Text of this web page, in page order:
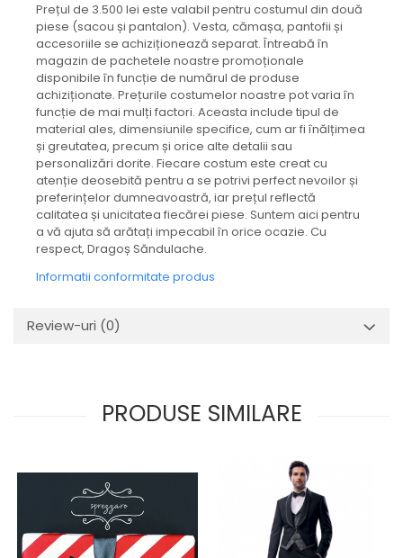
Prețul de 3.500 lei este valabil pentru costumul din două
piese (sacou și pantalon). Vesta, cămașa, pantofii și
accesoriile se achiziționează separat. Întreabă în
magazin de pachetele noastre promoționale
disponibile în funcție de numărul de produse
achiziționate. Prețurile costumelor noastre pot varia în
funcție de mai mulți factori. Aceasta include tipul de
material ales, dimensiunile specifice, cum ar fi înălțimea
și greutatea, precum și orice alte detalii sau
personalizări dorite. Fiecare costum este creat cu
atenție deosebită pentru a se potrivi perfect nevoilor și
preferințelor dumneavoastră, iar prețul reflectă
calitatea și unicitatea fiecărei piese. Suntem aici pentru
a vă ajuta să arătați impecabil în orice ocazie. Cu
respect, Dragoș Săndulache.
Informatii conformitate produs
Review-uri (0)
PRODUSE SIMILARE